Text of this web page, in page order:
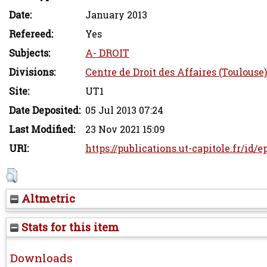
Date:
January 2013
Refereed:
Yes
Subjects:
A- DROIT
Divisions:
Centre de Droit des Affaires (Toulouse)
Site:
UT1
Date Deposited: 05 Jul 2013 07:24
Last Modified:
23 Nov 2021 15:09
URI:
https://publications.ut-capitole.fr/id/
Altmetric
Stats for this item
Downloads